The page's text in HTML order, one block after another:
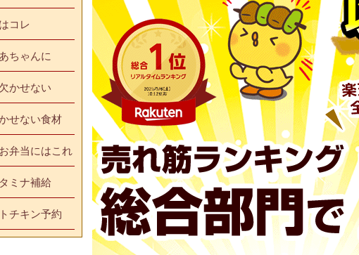
コレ
ちゃんに
かせない
せない食材
弁当にはこれ
ミナ補給
チキン予約